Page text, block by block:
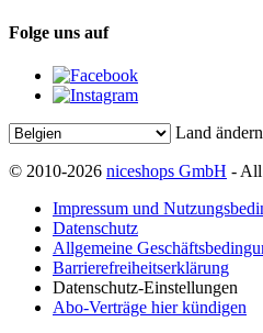
Folge uns auf
Land ändern
© 2010-2026 niceshops GmbH - All
Impressum und
Datenschutz
Allgemeine
Barrierefreiheitserklärung
Datenschutz-Einstellungen
Abo-Verträge hier kündigen